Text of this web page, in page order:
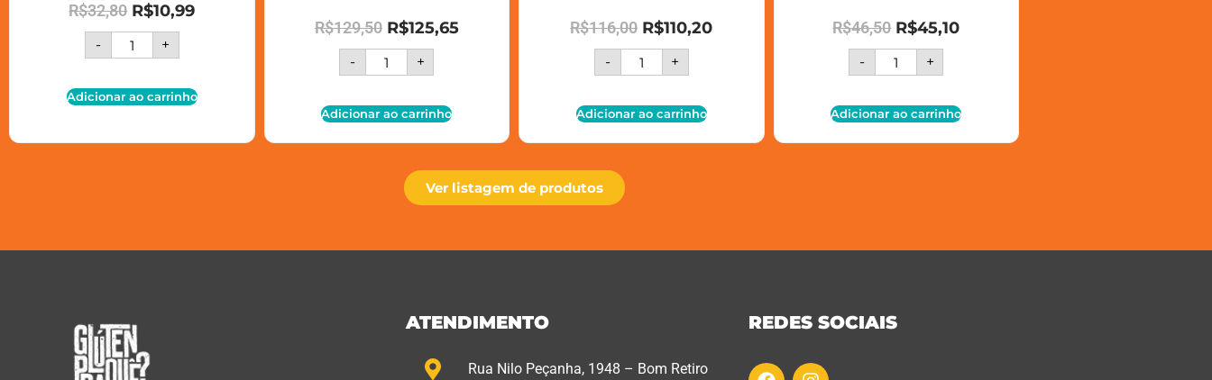
R$32,80 R$10,99
- +
Adicionar ao carrinho
R$129,50 R$125,65
- +
Adicionar ao carrinho
R$116,00 R$110,20
- +
Adicionar ao carrinho
R$46,50 R$45,10
- +
Adicionar ao carrinho
Ver listagem de produtos
ATENDIMENTO
Rua Nilo Peçanha, 1948 – Bom Retiro
REDES SOCIAIS